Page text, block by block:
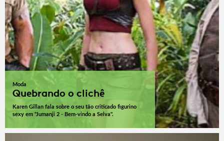
Moda
Quebrando o clichê
Karen Gillan fala sobre o seu tão criticado figurino
sexy em "Jumanji 2 - Bem-vindo a Selva".